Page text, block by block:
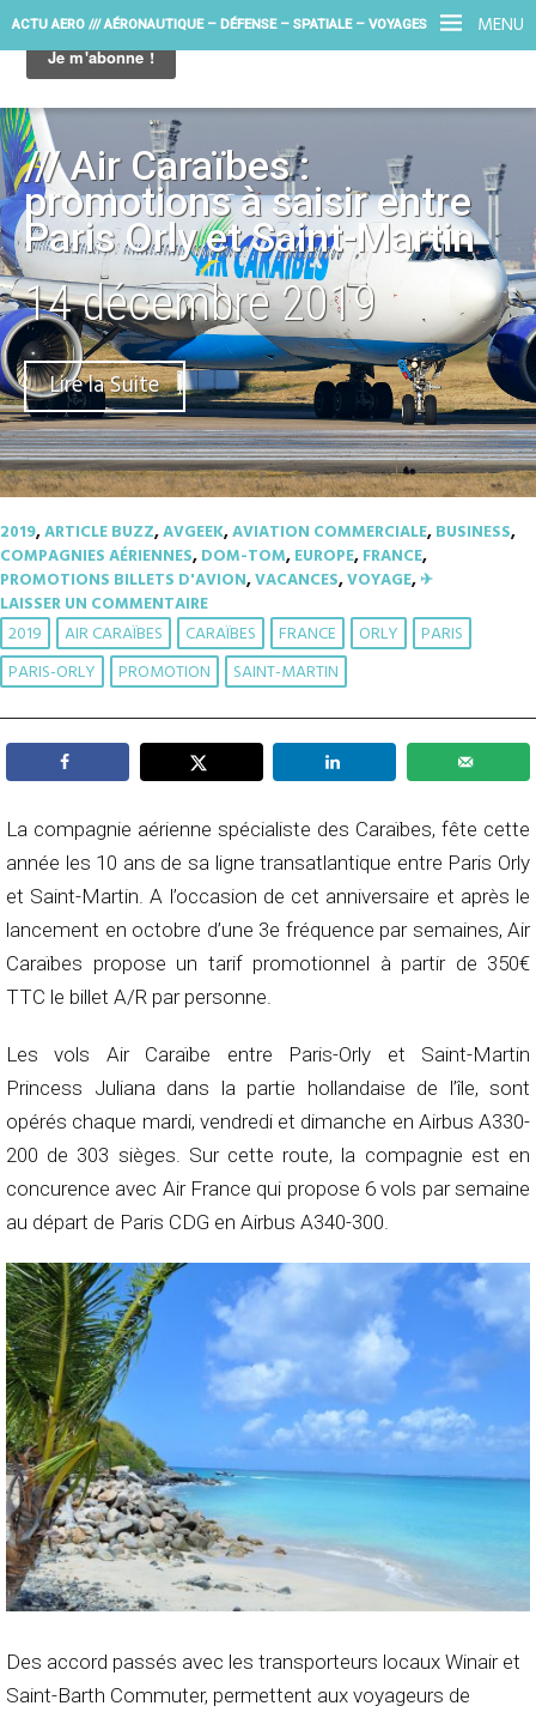
MENU
ACTU AERO /// AÉRONAUTIQUE – DÉFENSE – SPATIALE – VOYAGES
/// Air Caraïbes :
promotions à saisir entre
Paris Orly et Saint-Martin
14 décembre 2019
Lire la Suite
2019,ARTICLE BUZZ,AVGEEK,AVIATION COMMERCIALE,BUSINESS,
COMPAGNIES AÉRIENNES,DOM-TOM,EUROPE,FRANCE,
PROMOTIONS BILLETS D'AVION,VACANCES,VOYAGE,✈︎
LAISSER UN COMMENTAIRE
2019 AIR CARAÏBES CARAÏBES FRANCE ORLY
PARIS
PARIS-ORLY
PROMOTION SAINT-MARTIN
La compagnie aérienne spécialiste des Caraïbes, fête cette
année les 10 ans de sa ligne transatlantique entre Paris Orly
et Saint-Martin. A l’occasion de cet anniversaire et après le
lancement en octobre d’une 3e fréquence par semaines, Air
Caraïbes propose un tarif promotionnel à partir de 350€
TTC le billet A/R par personne.
Les vols Air Caraïbe entre Paris-Orly et Saint-Martin
Princess Juliana dans la partie hollandaise de l’île, sont
opérés chaque mardi, vendredi et dimanche en Airbus A330-
200 de 303 sièges. Sur cette route, la compagnie est en
concurence avec Air France qui propose 6 vols par semaine
au départ de Paris CDG en Airbus A340-300.
Des accord passés avec les transporteurs locaux Winair et
Saint-Barth Commuter, permettent aux voyageurs de